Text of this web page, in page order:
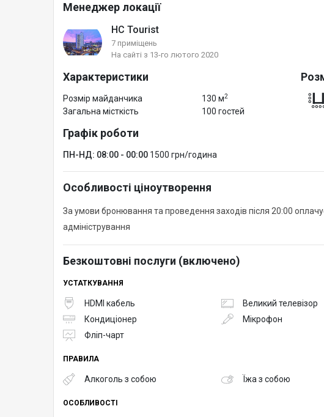
Менеджер локації
HC Tourist
7 приміщень
На сайті з 13-го лютого 2020
Характеристики
Розмір майданчика 130 м2
Загальна місткість 100 гостей
Графік роботи
ПН-НД: 08:00 - 00:00 1500 грн/година
Особливості ціноутворення
За умови бронювання та проведення заходів після 20:00
адміністрування
Безкоштовні послуги (включено)
УСТАТКУВАННЯ
HDMI кабель Великий телевізор
Кондиціонер
Мікрофон
Фліп-чарт
ПРАВИЛА
Алкоголь з собою Їжа з собою
ОСОБЛИВОСТІ